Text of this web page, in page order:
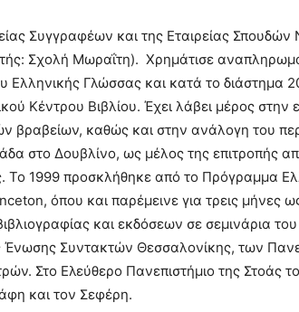
Συγγραφέων και της Εταιρείας Σπουδών
Σχολή Μωραΐτη). Χρημάτισε
Ελληνικής Γλώσσας και κατά το διάστημα
Κέντρου Βιβλίου. Έχει λάβει μέρος
βραβείων, καθώς και στην ανάλογη του
στο Δουβλίνο, ως μέλος της επιτροπής
Το 1999 προσκλήθηκε από το Πρόγραμμα
όπου και παρέμεινε για τρεις μήνες
και εκδόσεων σε σεμινάρια
Ένωσης Συντακτών Θεσσαλονίκης, των
Στο Ελεύθερο Πανεπιστήμιο της Στοάς
και τον Σεφέρη.